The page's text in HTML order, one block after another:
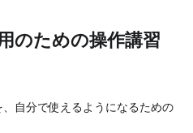
のための操作講習
自分で使えるようになるための